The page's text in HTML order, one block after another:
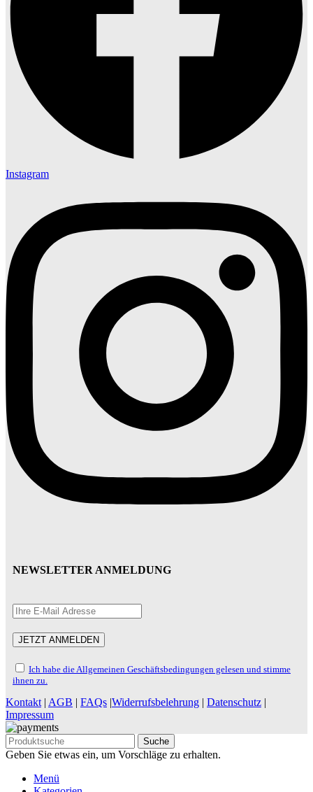
Instagram
NEWSLETTER ANMELDUNG
Ich habe die Allgemeinen Geschäftsbedingungen gelesen und stimme
ihnen zu.
Kontakt | AGB | FAQs |Widerrufsbelehrung | Datenschutz |
Impressum
Suche
Geben Sie etwas ein, um Vorschläge zu erhalten.
Menü